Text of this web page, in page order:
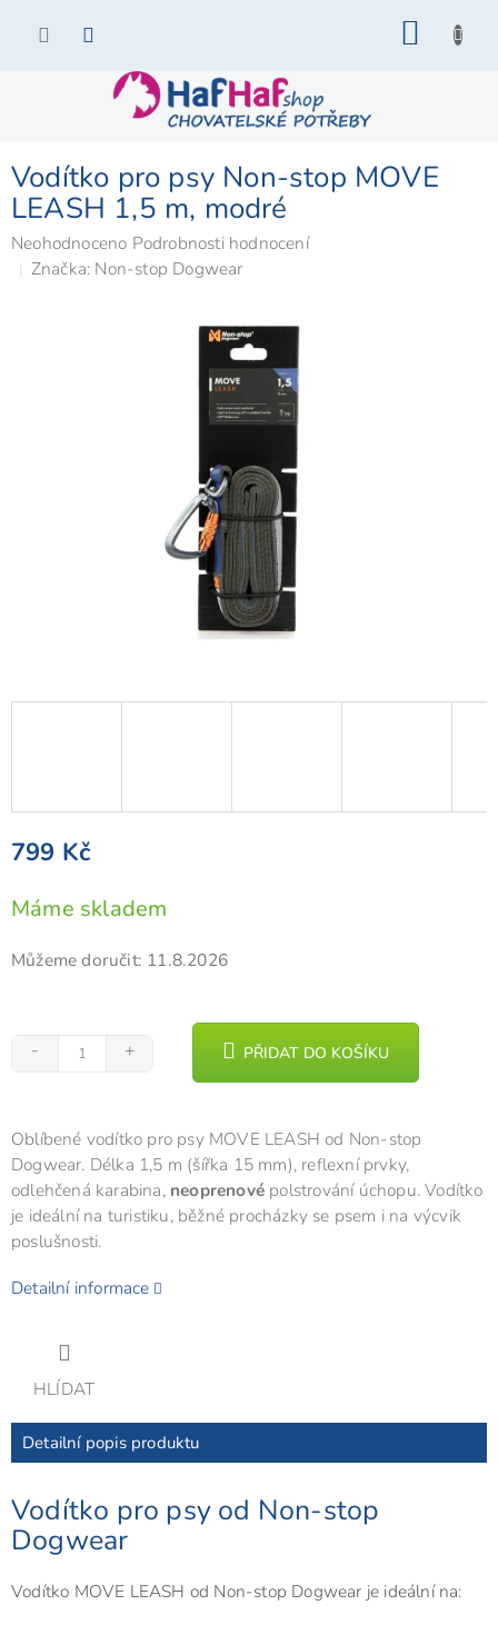
Vodítko pro psy Non-stop MOVE
LEASH 1,5 m, modré
Průměrné
hodnocení
Neohodnoceno Podrobnosti hodnocení
Značka: Non-stop Dogwear
799 Kč
Měrná
cena:
Máme skladem
Můžeme doručit: 11.8.2026
PŘIDAT DO KOŠÍKU
Oblíbené vodítko pro psy MOVE LEASH od Non-stop
Dogwear. Délka 1,5 m (šířka 15 mm), reflexní prvky,
odlehčená karabina, neoprenové polstrování úchopu. Vodítko
je ideální na turistiku, běžné procházky se psem i na výcvik
poslušnosti.
Detailní informace
HLÍDAT
Detailní popis produktu
Vodítko pro psy od Non-stop
Dogwear
Vodítko MOVE LEASH od Non-stop Dogwear je ideální na: